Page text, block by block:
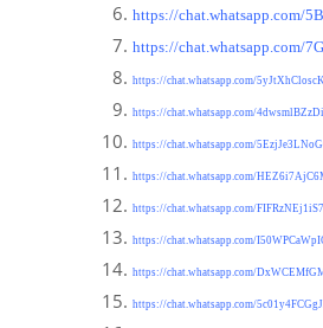
https://chat.whatsapp.com/
https://chat.whatsapp.com/
https://chat.whatsapp.com/
https://chat.whatsapp.com/
https://chat.whatsapp.com/
https://chat.whatsapp.com/
https://chat.whatsapp.com/
https://chat.whatsapp.com/
https://chat.whatsapp.com/
https://chat.whatsapp.com/